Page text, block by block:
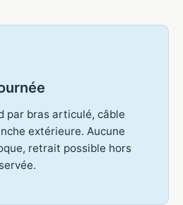
par bras articulé, câble
extérieure. Aucune
retrait possible hors